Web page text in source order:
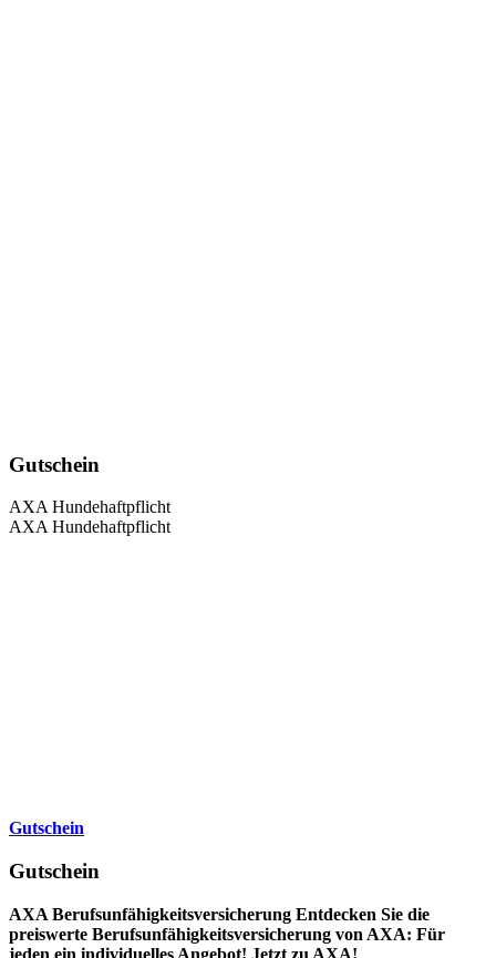
Gutschein
AXA Hundehaftpflicht
AXA Hundehaftpflicht
Gutschein
Gutschein
AXA Berufsunfähigkeitsversicherung Entdecken Sie die
preiswerte Berufsunfähigkeitsversicherung von AXA: Für
jeden ein individuelles Angebot! Jetzt zu AXA!